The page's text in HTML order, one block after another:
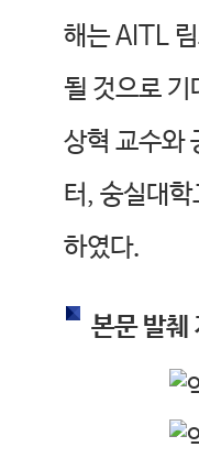
해는 AITL
될 것으로
상혁 교수와
터, 숭실대
하였다.
본문 발췌